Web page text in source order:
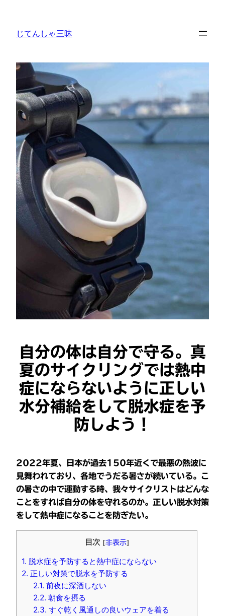
じてんしゃ三昧
自分の体は自分で守る。真
夏のサイクリングでは熱中
症にならないように正しい
水分補給をして脱水症を予
防しよう！
2022年夏、日本が過去150年近くで最悪の熱波に
見舞われており、各地でうだる暑さが続いている。こ
の暑さの中で運動する時、我々サイクリストはどんな
ことをすれば自分の体を守れるのか。正しい脱水対策
をして熱中症になることを防ぎたい。
目次 [非表示]
1. 脱水症を予防すると熱中症にならない
2. 正しい対策で脱水を予防する
2.1. 前夜に深酒しない
2.2. 朝食を摂る
2.3. すぐ乾く風通しの良いウェアを着る